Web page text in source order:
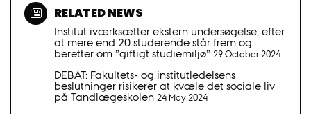
RELATED NEWS
Institut iværksætter ekstern undersøgelse, efter
at mere end 20 studerende står frem og
beretter om ”giftigt studiemiljø” 29 October 2024
DEBAT: Fakultets- og institutledelsens
beslutninger risikerer at kvæle det sociale liv
på Tandlægeskolen 24 May 2024